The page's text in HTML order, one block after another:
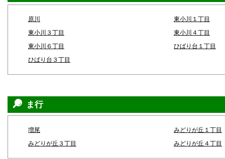
原川
東小川１丁目
東小川３丁目
東小川４丁目
東小川６丁目
ひばり台１丁目
ひばり台３丁目
ま行
増尾
みどりが丘１丁目
みどりが丘３丁目
みどりが丘４丁目